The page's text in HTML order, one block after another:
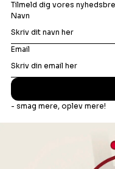
Portvin
Dessertvin
Bonusafdelingen
Madopskrifter